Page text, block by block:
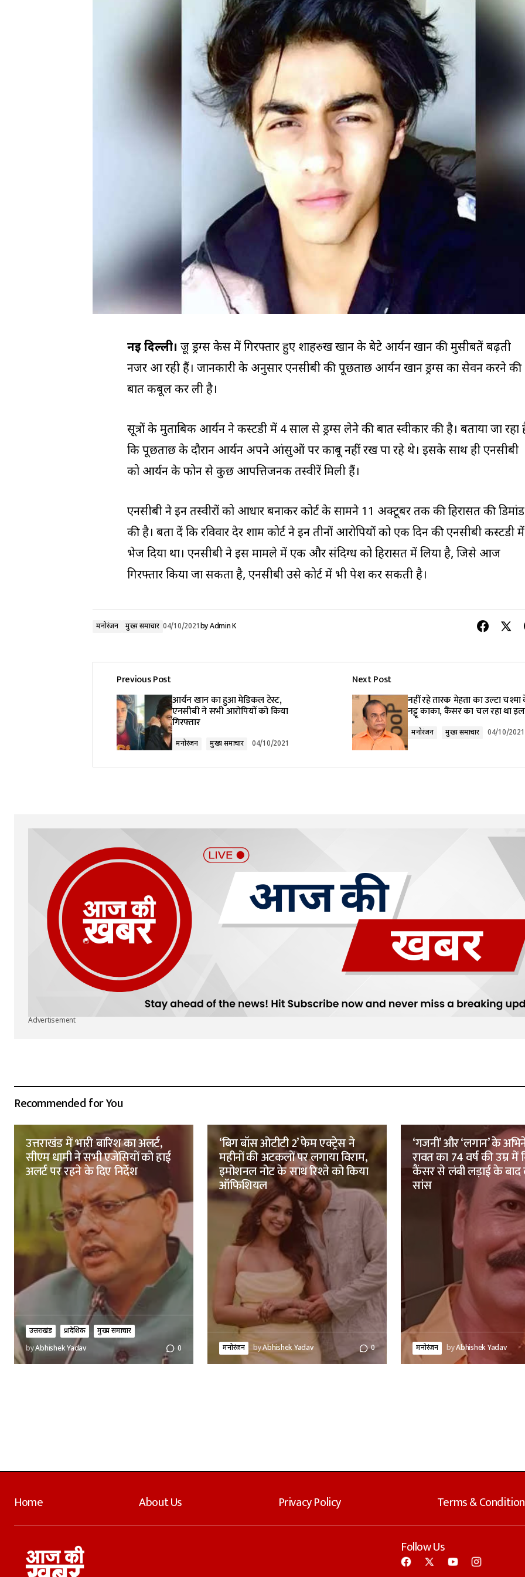
नई दिल्ली। क्रूज ड्रग्स केस में गिरफ्तार हुए शाहरुख खान के बेटे आर्यन खान की मुसीबतें बढ़ती
नजर आ रही हैं। जानकारी के अनुसार एनसीबी की पूछताछ आर्यन खान ड्रग्स का सेवन करने की
बात कबूल कर ली है।
सूत्रों के मुताबिक आर्यन ने कस्टडी में 4 साल से ड्रग्स लेने की बात स्वीकार की है। बताया जा रहा
कि पूछताछ के दौरान आर्यन अपने आंसुओं पर काबू नहीं रख पा रहे थे। इसके साथ ही एनसीबी
को आर्यन के फोन से कुछ आपत्तिजनक तस्वीरें मिली हैं।
एनसीबी ने इन तस्वीरों को आधार बनाकर कोर्ट के सामने 11 अक्टूबर तक की हिरासत की डिमांड
की है। बता दें कि रविवार देर शाम कोर्ट ने इन तीनों आरोपियों को एक दिन की एनसीबी कस्टडी में
भेज दिया था। एनसीबी ने इस मामले में एक और संदिग्ध को हिरासत में लिया है, जिसे आज
गिरफ्तार किया जा सकता है, एनसीबी उसे कोर्ट में भी पेश कर सकती है।
मनोरंजन मुख्य समाचार 04/10/2021byAdmin K
Previous Post
आर्यन खान का हुआ मेडिकल टेस्ट,
एनसीबी ने सभी आरोपियों को किया
गिरफ्तार
मनोरंजन मुख्य समाचार 04/10/2021
Next Post
नहीं रहे तारक मेहता का उल्टा
नट्टू काका, कैंसर का चल रहा था
मनोरंजन मुख्य समाचार 04/10/2021
Advertisement
Recommended for You
उत्तराखंड में भारी बारिश का अलर्ट,
सीएम धामी ने सभी एजेंसियों को हाई
अलर्ट पर रहने के दिए निर्देश
उत्तराखंड प्रादेशिक
मुख्य समाचार
byAbhishek Yadav 0
‘बिग बॉस ओटीटी 2’ फेम एक्ट्रेस ने
महीनों की अटकलों पर लगाया विराम,
इमोशनल नोट के साथ रिश्ते को किया
ऑफिशियल
मनोरंजन byAbhishek Yadav 0
‘गजनी’ और ‘लगान’ के
रावत का 74 वर्ष की उम्र में
कैंसर से लंबी लड़ाई के बाद
सांस
मनोरंजन byAbhishek Yadav
Home About Us Privacy Policy Terms &
Follow Us